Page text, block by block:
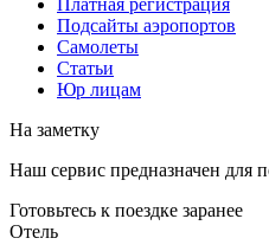
Подсайты аэропортов
Самолеты
Статьи
Юр лицам
На заметку
Наш сервис предназначен для
Готовьтесь к поездке заранее
Отель